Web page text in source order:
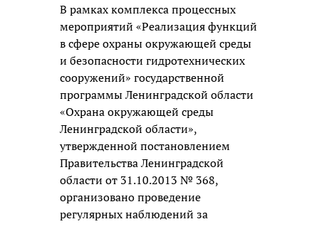
В рамках комплекса процессных
мероприятий «Реализация функций
в сфере охраны окружающей среды
и безопасности гидротехнических
сооружений» государственной
программы Ленинградской области
«Охрана окружающей среды
Ленинградской области»,
утвержденной постановлением
Правительства Ленинградской
области от 31.10.2013 № 368,
организовано проведение
регулярных наблюдений за